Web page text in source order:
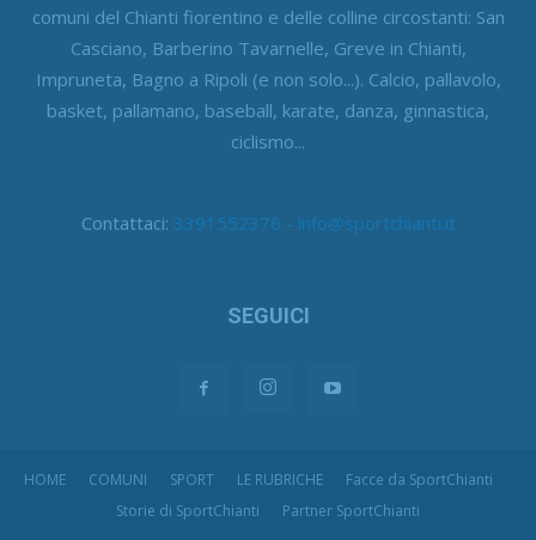
comuni del Chianti fiorentino e delle colline circostanti: San
Casciano, Barberino Tavarnelle, Greve in Chianti,
Impruneta, Bagno a Ripoli (e non solo...). Calcio, pallavolo,
basket, pallamano, baseball, karate, danza, ginnastica,
ciclismo...
Contattaci: 3391552376 - info@sportchianti.it
SEGUICI
HOME COMUNI SPORT LE RUBRICHE
Facce da SportChianti
Storie di SportChianti
Partner SportChianti